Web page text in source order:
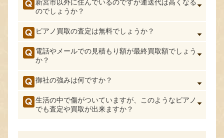
新宮市以外に住んでいるのですが運送代は高くなる
のでしょうか？
ピアノ買取の査定は無料でしょうか？
電話やメールでの見積もり額が最終買取額でしょう
か？
御社の強みは何ですか？
生活の中で傷がついていますが、このようなピアノ
でも査定や買取が出来ますか？